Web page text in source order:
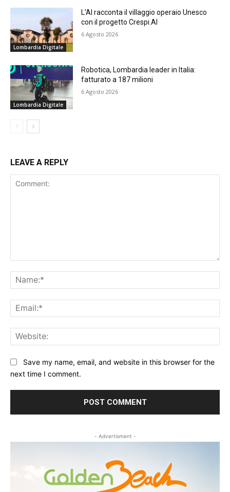
Lombardia Digitale
L’AI racconta il villaggio operaio Unesco
con il progetto Crespi.AI
6 Agosto 2026
Lombardia Digitale
Robotica, Lombardia leader in Italia:
fatturato a 187 milioni
6 Agosto 2026
LEAVE A REPLY
Save my name, email, and website in this browser for the
next time I comment.
- Advertisment -